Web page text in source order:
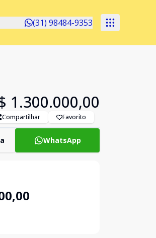
(31) 98484-9353
1.300.000,00
Compartilhar Favorito
WhatsApp